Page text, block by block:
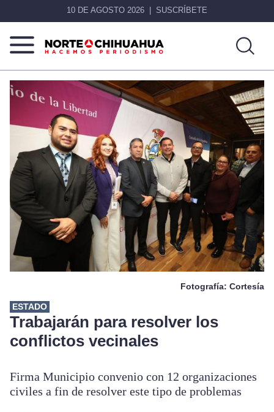
10 DE AGOSTO 2026 SUSCRÍBETE
Norte
Chihuahua
Más
noticias,
hacemos periodismo
Fotografía: Cortesía
ESTADO
Trabajarán para resolver los
conflictos vecinales
Firma Municipio convenio con 12 organizaciones
civiles a fin de resolver este tipo de problemas